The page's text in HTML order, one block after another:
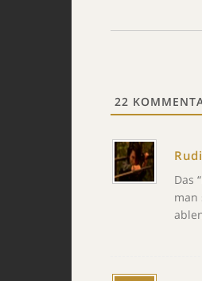
22
Das
man